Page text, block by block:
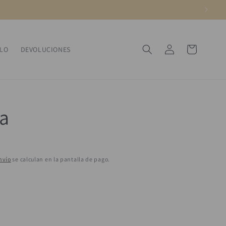
DEVOLUCIONES
Iniciar
sesión
Carrito
se calculan en la pantalla de pago.